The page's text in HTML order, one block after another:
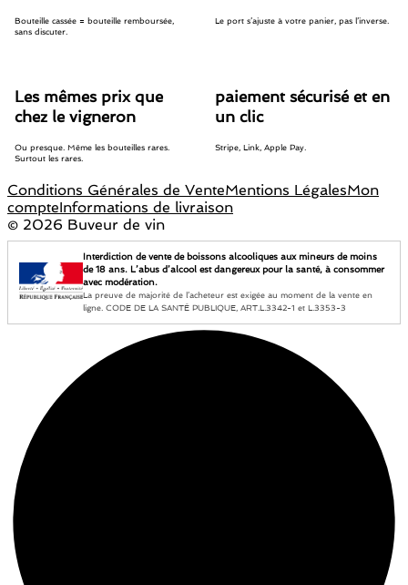
Bouteille cassée = bouteille remboursée,
sans discuter.
Le port s’ajuste à votre panier, pas l’inverse.
Les mêmes prix que
chez le vigneron
Ou presque. Même les bouteilles rares.
Surtout les rares.
paiement sécurisé et en
un clic
Stripe, Link, Apple Pay.
Conditions Générales de VenteMentions LégalesMon
compteInformations de livraison
© 2026 Buveur de vin
Interdiction de vente de boissons alcooliques aux mineurs de moins
de 18 ans. L’abus d’alcool est dangereux pour la santé, à consommer
avec modération.
La preuve de majorité de l’acheteur est exigée au moment de la vente en
ligne. CODE DE LA SANTÉ PUBLIQUE, ART.L.3342-1 et L.3353-3